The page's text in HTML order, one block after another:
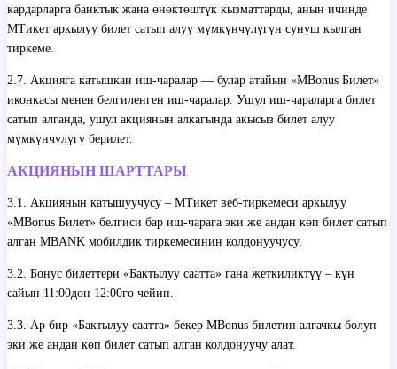
кардарларга банктык жана өнөктөштүк кызматтарды, анын ичинде
МТикет аркылуу билет сатып алуу мүмкүнчүлүгүн сунуш кылган
тиркеме.
2.7. Акцияга катышкан иш-чаралар — булар атайын «MBonus Билет»
иконкасы менен белгиленген иш-чаралар. Ушул иш-чараларга билет
сатып алганда, ушул акциянын алкагында акысыз билет алуу
мүмкүнчүлүгү берилет.
АКЦИЯНЫН ШАРТТАРЫ
3.1. Акциянын катышуучусу – МТикет веб-тиркемеси аркылуу
«MBonus Билет» белгиси бар иш-чарага эки же андан көп билет сатып
алган MBANK мобилдик тиркемесинин колдонуучусу.
3.2. Бонус билеттери «Бактылуу саатта» гана жеткиликтүү – күн
сайын 11:00дөн 12:00гө чейин.
3.3. Ар бир «Бактылуу саатта» бекер MBonus билетин алгачкы болуп
эки же андан көп билет сатып алган колдонуучу алат.